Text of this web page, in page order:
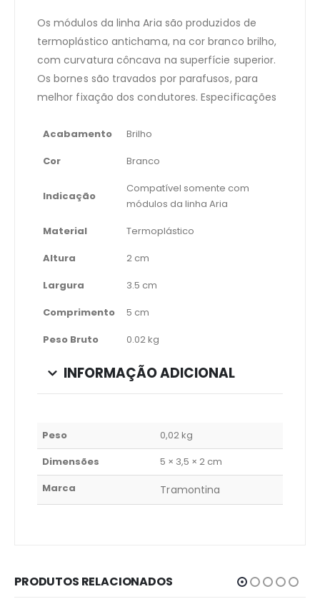
Os módulos da linha Aria são produzidos de
termoplástico antichama, na cor branco brilho,
com curvatura côncava na superfície superior.
Os bornes são travados por parafusos, para
melhor fixação dos condutores. Especificações
Acabamento
Brilho
Cor
Branco
Indicação
Compatível somente com
módulos da linha Aria
Material
Termoplástico
Altura
2 cm
Largura
3.5 cm
Comprimento
5 cm
Peso Bruto
0.02 kg
INFORMAÇÃO ADICIONAL
Peso
0,02 kg
Dimensões
5 × 3,5 × 2 cm
Marca
Tramontina
PRODUTOS RELACIONADOS